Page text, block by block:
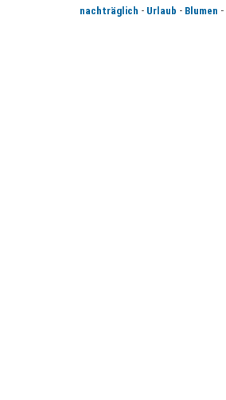
nachträglich - Urlaub - Blumen -